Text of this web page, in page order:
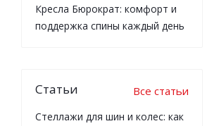
Кресла Бюрократ: комфорт и
поддержка спины каждый день
Статьи Все статьи
Стеллажи для шин и колес: как